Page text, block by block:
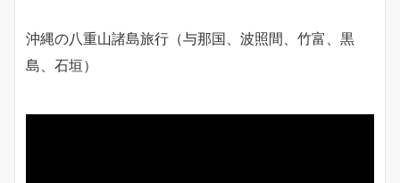
沖縄の八重山諸島旅行（与那国、波照間、竹富、黒
島、石垣）